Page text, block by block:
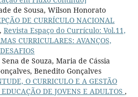
de Sousa, Wilson Honorato
DE CURRÍCULO NACIONAL
, Revista Espaço do Currículo: Vol.11,
CURRICULARES: AVANÇOS,
de Souza, Maria de Cássia
Benedito Gonçalves
O CURRICULO E A GESTÃO
DE JOVENS E ADULTOS ,